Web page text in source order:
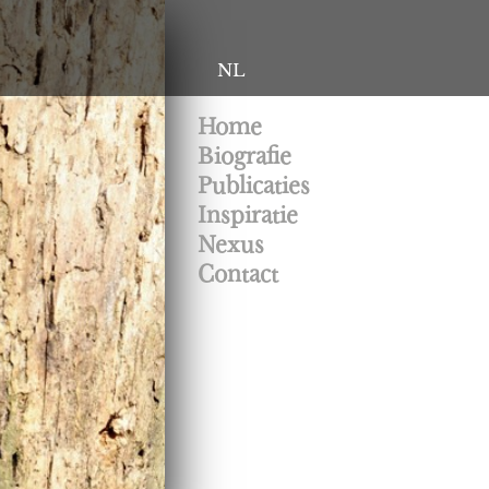
NL
Home
Biografie
Publicaties
Inspiratie
Nexus
Contact